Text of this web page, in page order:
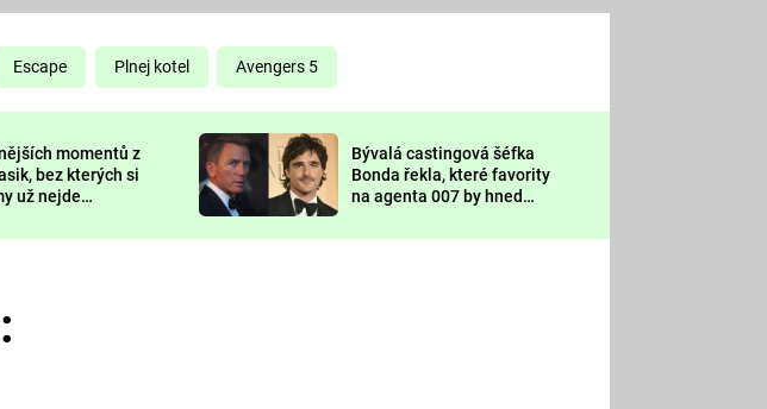
KOMEDIE
CHUCK
NORRIS
DEADPOOL
Prima LAJK
Sledujte nás
Escape Plnej kotel Avengers 5
momentů z
bez kterých si
už nejde
Bývalá castingová šéfka
Bonda řekla, které favority
na agenta 007 by hned